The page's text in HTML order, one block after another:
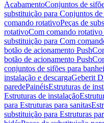
AcabamentoConjuntos de
substituição para Conjuntos
comando rotativoPeças de
rotativoCom comando
substituição para Com
botão de acionamento
botão de acionamento
conjuntos de sifões para
instalação e descargaGeberit
paredePainéisEstruturas de
Estruturas de instalação
para Estruturas para sanitas
substituição para Estruturas